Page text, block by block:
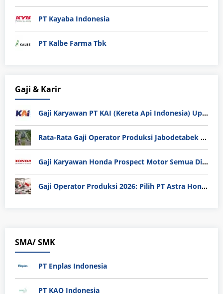
PT Kayaba Indonesia
PT Kalbe Farma Tbk
Gaji & Karir
Gaji Karyawan PT KAI (Kereta Api Indonesia) Update 2025
Rata-Rata Gaji Operator Produksi Jabodetabek 2025: Bedah Tuntas UMK, Lemburan, dan Realita Hidup Buruh
Gaji Karyawan Honda Prospect Motor Semua Divisi
Gaji Operator Produksi 2026: Pilih PT Astra Honda Motor (AHM) atau Manufaktur di Jepang?
SMA/ SMK
PT Enplas Indonesia
PT KAO Indonesia